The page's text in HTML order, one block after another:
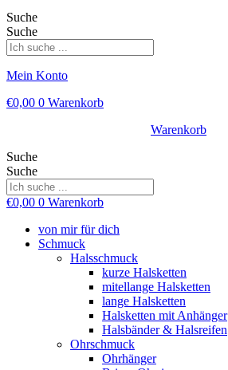
Suche
Suche
Mein Konto
€0,00 0 Warenkorb
Warenkorb
Suche
Suche
€0,00 0 Warenkorb
von mir für dich
Schmuck
Halsschmuck
kurze Halsketten
mitellange Halsketten
lange Halsketten
Halsketten mit Anhänger
Halsbänder & Halsreifen
Ohrschmuck
Ohrhänger